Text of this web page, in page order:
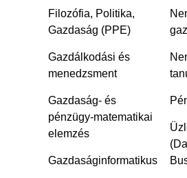
Filozófia, Politika,
Gazdaság (PPE)
Gazdálkodási és
menedzsment
Gazdaság- és
pénzügy-matematikai
elemzés
Gazdaságinformatikus‎